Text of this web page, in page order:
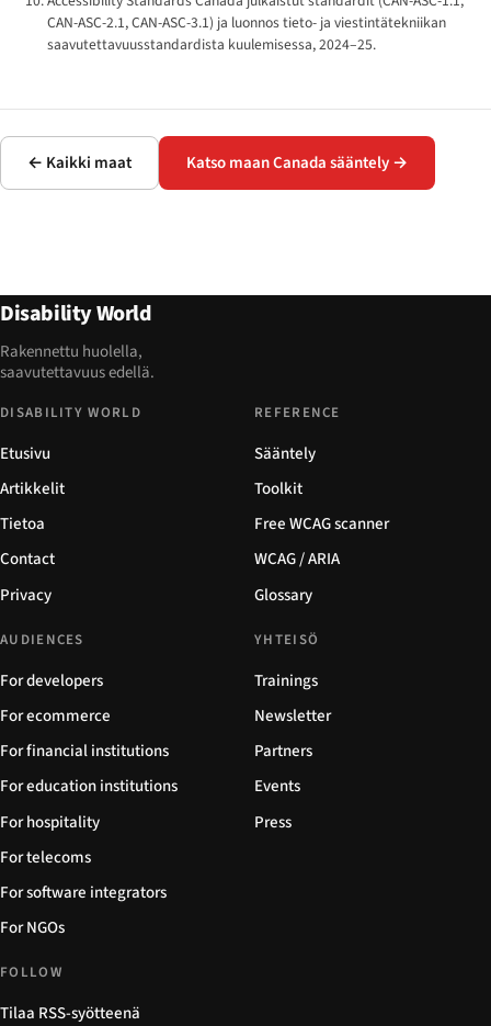
CAN-ASC-2.1, CAN-ASC-3.1) ja luonnos tieto- ja viestintätekniikan
saavutettavuusstandardista kuulemisessa, 2024–25.
← Kaikki maat Katso maan Canada sääntely →
Disability World
Rakennettu huolella,
saavutettavuus edellä.
DISABILITY WORLD
Etusivu
Artikkelit
Tietoa
Contact
Privacy
REFERENCE
Sääntely
Toolkit
Free WCAG scanner
WCAG / ARIA
Glossary
AUDIENCES
For developers
For ecommerce
For financial institutions
For education institutions
For hospitality
For telecoms
For software integrators
For NGOs
YHTEISÖ
Trainings
Newsletter
Partners
Events
Press
FOLLOW
Tilaa RSS-syötteenä